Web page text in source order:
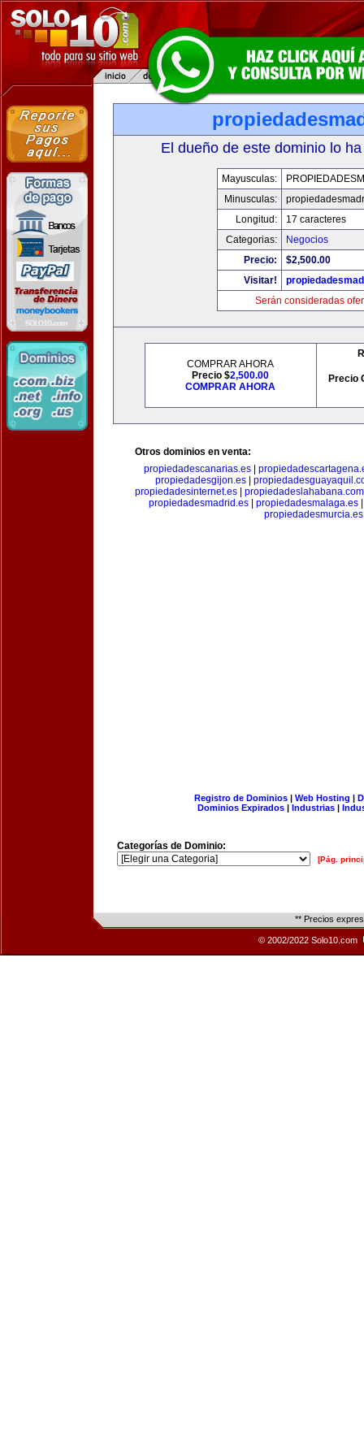
El dueño de este dominio lo
Mayusculas:
Minusculas:
Longitud:
17 caracteres
Categorias:
Negocios
Precio:
$2,500.00
Visitar!
Serán consideradas
COMPRAR AHORA
Precio $2,500.00
COMPRAR AHORA
Precio
Otros dominios en venta:
propiedadescanarias.es|
propiedadesgijon.es
propiedadesinternet.es
propiedadeslahabana.com
propiedadesmadrid.es
propiedadesmalaga.es
propiedadesmurcia.es
Registro de Dominios| Web Hosting |
Dominios Expirados | Industrias |
Categorías de Dominio:
[Pág.
** Precios
© 2002/2022 Solo10.com